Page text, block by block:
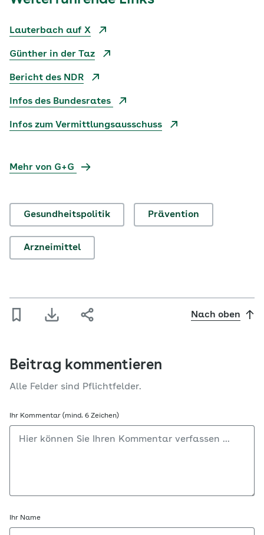
Lauterbach auf X
Günther in der Taz
Bericht des NDR
Infos des Bundesrates
Infos zum Vermittlungsausschuss
Mehr von G+G
Gesundheitspolitik Prävention
Arzneimittel
Nach oben
Beitrag kommentieren
Alle Felder sind Pflichtfelder.
Ihr Kommentar (mind. 6 Zeichen)
Ihr Name